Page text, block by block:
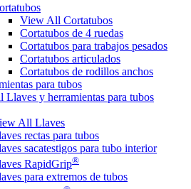
View All Cortatubos
Cortatubos de 4 ruedas
Cortatubos para trabajos pesados
Cortatubos articulados
Cortatubos de rodillos anchos
para tubos
y herramientas para tubos
All Llaves
rectas para tubos
sacatestigos para tubo interior
RapidGrip®
para extremos de tubos